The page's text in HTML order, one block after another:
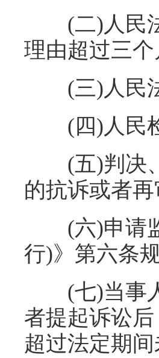
(二)人民法
理由超过三
(三)人民法
(四)人民检
(五)判决、
的抗诉或者
(六)申请监
行)》第六条
(七)当事人
者提起诉讼
超过法定期